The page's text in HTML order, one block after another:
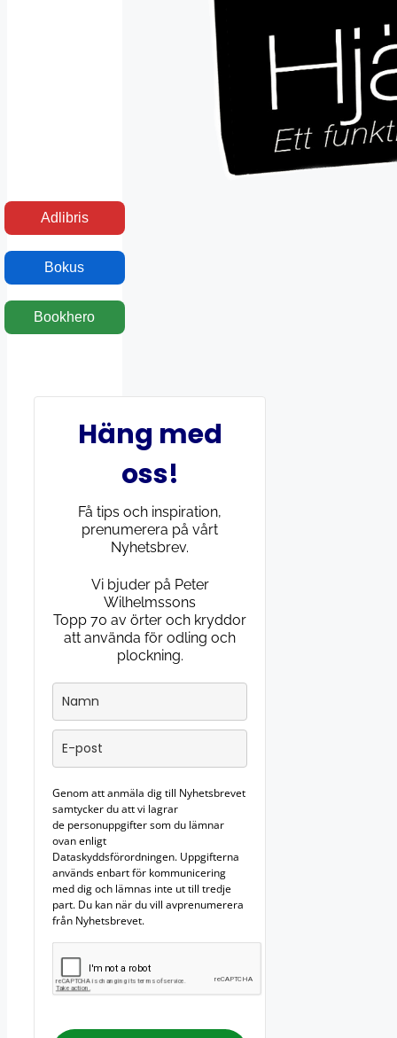
Adlibris
Bokus
Bookhero
Häng med
oss!
Få tips och inspiration,
prenumerera på vårt
Nyhetsbrev.
Vi bjuder på Peter
Wilhelmssons
Topp 70 av örter och kryddor
att använda för odling och
plockning.
Genom att anmäla dig till Nyhetsbrevet
samtycker du att vi lagrar
de personuppgifter som du lämnar
ovan enligt
Dataskyddsförordningen. Uppgifterna
används enbart för kommunicering
med dig och lämnas inte ut till tredje
part. Du kan när du vill avprenumerera
från Nyhetsbrevet.